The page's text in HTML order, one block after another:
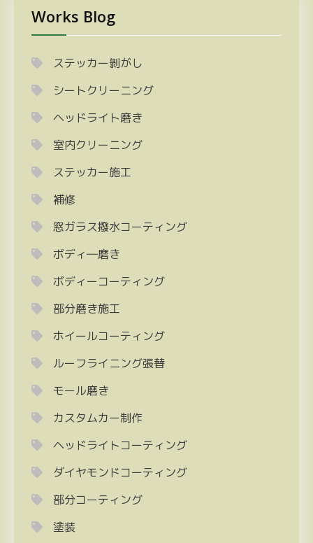
Works Blog
ステッカー剝がし
シートクリーニング
ヘッドライト磨き
室内クリーニング
ステッカー施工
補修
窓ガラス撥水コーティング
ボディ―磨き
ボディーコーティング
部分磨き施工
ホイールコーティング
ルーフライニング張替
モール磨き
カスタムカー制作
ヘッドライトコーティング
ダイヤモンドコーティング
部分コーティング
塗装